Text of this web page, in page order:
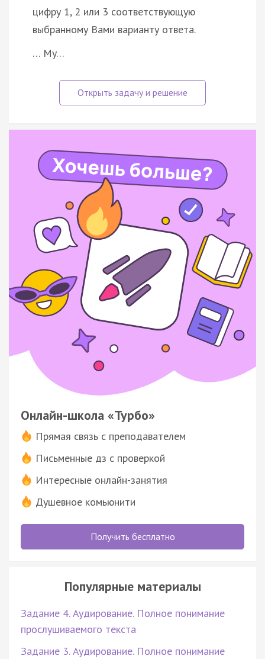
цифру 1, 2 или 3 соответствующую
выбранному Вами варианту ответа.
… My…
Онлайн-школа «Турбо»
Прямая связь с преподавателем
Письменные дз с проверкой
Интересные онлайн-занятия
Душевное комьюнити
Получить бесплатно
Популярные материалы
Задание 4. Аудирование. Полное понимание
прослушиваемого текста
Задание 3. Аудирование. Полное понимание